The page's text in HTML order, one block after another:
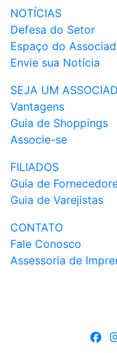
NOTÍCIAS
Defesa do Setor
Espaço do
Envie sua Notícia
SEJA UM
Vantagens
Guia de Shoppings
Associe-se
FILIADOS
Guia de
Guia de Varejistas
CONTATO
Fale Conosco
Assessoria de